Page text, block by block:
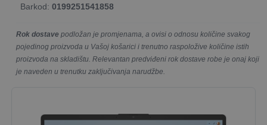
Barkod: 0199251541858
Rok dostave podložan je promjenama, a ovisi o odnosu količine svakog
pojedinog proizvoda u Vašoj košarici i trenutno raspoložive količine istih
proizvoda na skladištu. Relevantan predviđeni rok dostave robe je onaj koji
je naveden u trenutku zaključivanja narudžbe.